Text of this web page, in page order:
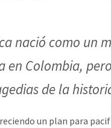
nació como un
en Colombia,
de la
un plan para